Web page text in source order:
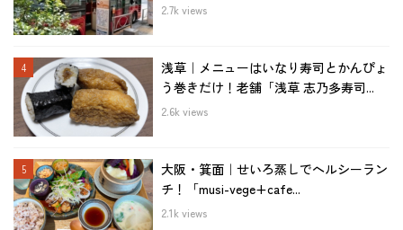
2.7k views
浅草｜メニューはいなり寿司とかんぴょ
う巻きだけ！老舗「浅草 志乃多寿司...
2.6k views
大阪・箕面｜せいろ蒸しでヘルシーラン
チ！「musi-vege+cafe...
2.1k views